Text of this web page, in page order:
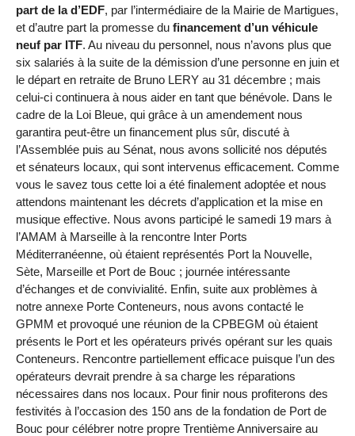
part de la d’EDF, par l’intermédiaire de la Mairie de Martigues,
et d’autre part la promesse du financement d’un véhicule
neuf par ITF. Au niveau du personnel, nous n’avons plus que
six salariés à la suite de la démission d’une personne en juin et
le départ en retraite de Bruno LERY au 31 décembre ; mais
celui-ci continuera à nous aider en tant que bénévole. Dans le
cadre de la Loi Bleue, qui grâce à un amendement nous
garantira peut-être un financement plus sûr, discuté à
l’Assemblée puis au Sénat, nous avons sollicité nos députés
et sénateurs locaux, qui sont intervenus efficacement. Comme
vous le savez tous cette loi a été finalement adoptée et nous
attendons maintenant les décrets d’application et la mise en
musique effective. Nous avons participé le samedi 19 mars à
l’AMAM à Marseille à la rencontre Inter Ports
Méditerranéenne, où étaient représentés Port la Nouvelle,
Sète, Marseille et Port de Bouc ; journée intéressante
d’échanges et de convivialité. Enfin, suite aux problèmes à
notre annexe Porte Conteneurs, nous avons contacté le
GPMM et provoqué une réunion de la CPBEGM où étaient
présents le Port et les opérateurs privés opérant sur les quais
Conteneurs. Rencontre partiellement efficace puisque l’un des
opérateurs devrait prendre à sa charge les réparations
nécessaires dans nos locaux. Pour finir nous profiterons des
festivités à l’occasion des 150 ans de la fondation de Port de
Bouc pour célébrer notre propre Trentième Anniversaire au